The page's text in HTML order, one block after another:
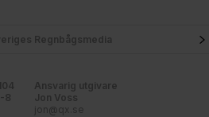
Regnbågsmedia
8
Ansvarig utgivare
Jon Voss
jon@qx.se